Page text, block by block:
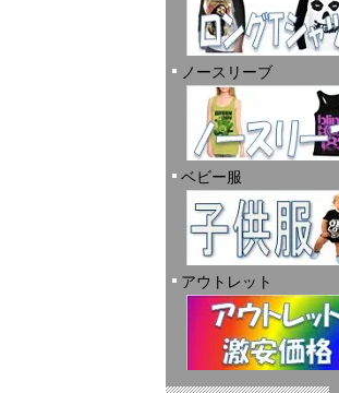
ノースリーブ
ベビー服
アウトレット